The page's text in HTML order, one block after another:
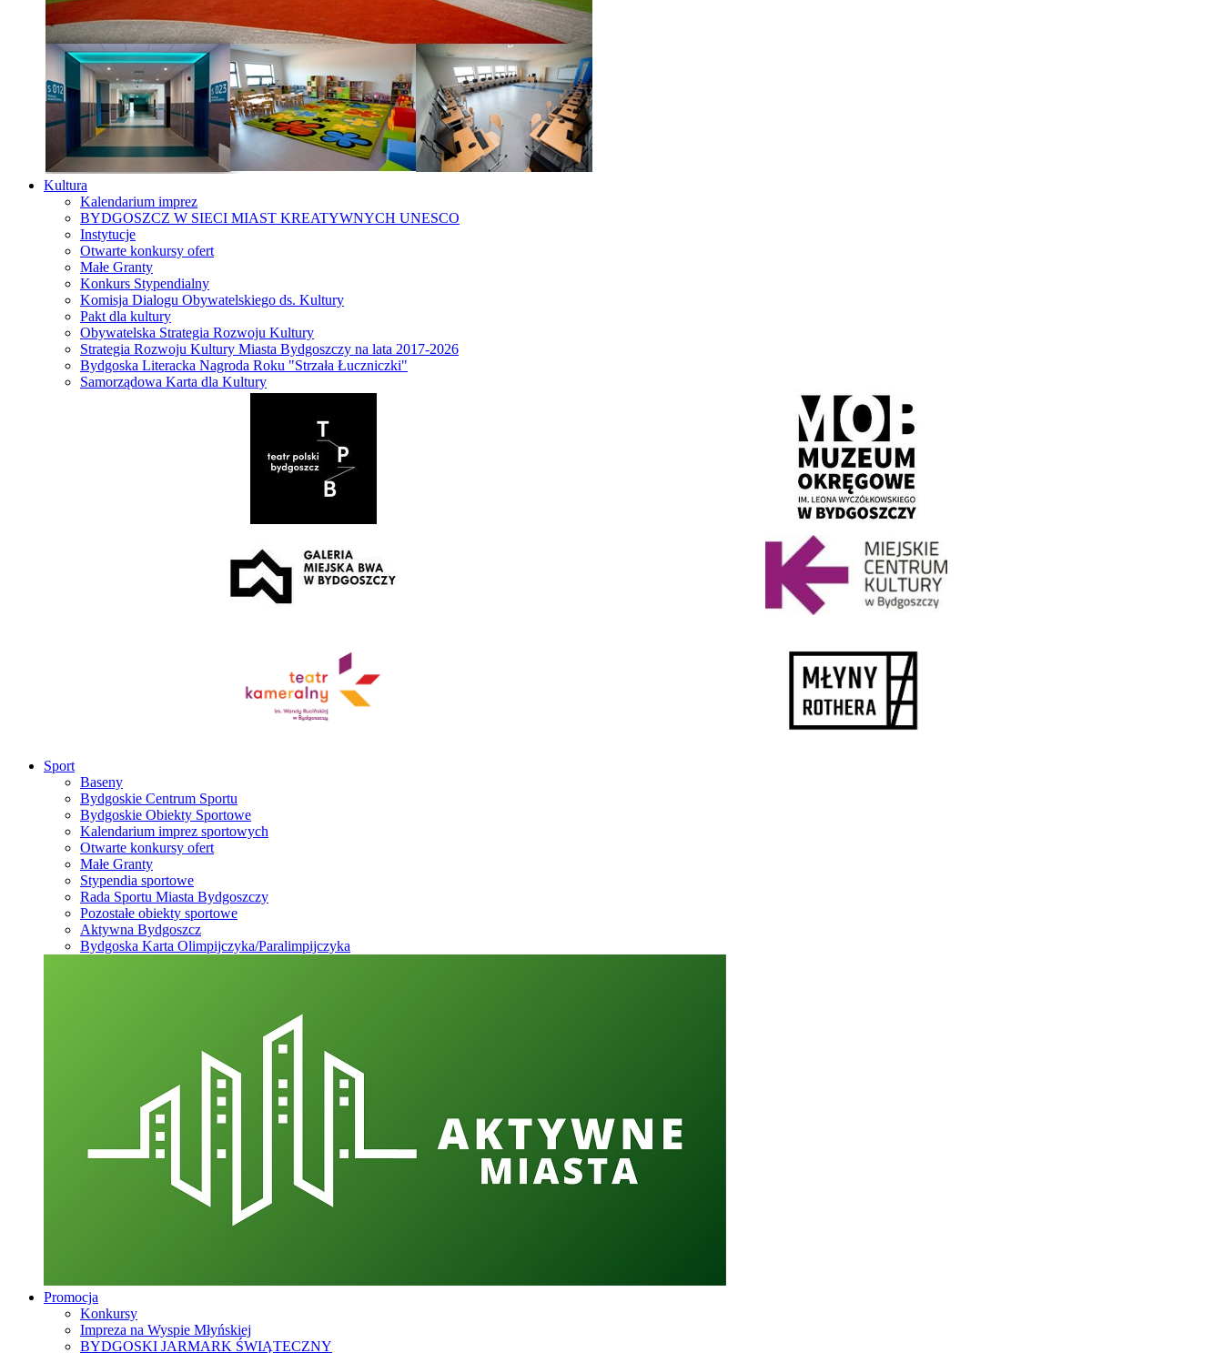
Kultura
Kalendarium imprez
BYDGOSZCZ W SIECI MIAST KREATYWNYCH UNESCO
Instytucje
Otwarte konkursy ofert
Małe Granty
Konkurs Stypendialny
Komisja Dialogu Obywatelskiego ds. Kultury
Pakt dla kultury
Obywatelska Strategia Rozwoju Kultury
Strategia Rozwoju Kultury Miasta Bydgoszczy na lata 2017-2026
Bydgoska Literacka Nagroda Roku "Strzała Łuczniczki"
Samorządowa Karta dla Kultury
Sport
Baseny
Bydgoskie Centrum Sportu
Bydgoskie Obiekty Sportowe
Kalendarium imprez sportowych
Otwarte konkursy ofert
Małe Granty
Stypendia sportowe
Rada Sportu Miasta Bydgoszczy
Pozostałe obiekty sportowe
Aktywna Bydgoszcz
Bydgoska Karta Olimpijczyka/Paralimpijczyka
Promocja
Konkursy
Impreza na Wyspie Młyńskiej
BYDGOSKI JARMARK ŚWIĄTECZNY